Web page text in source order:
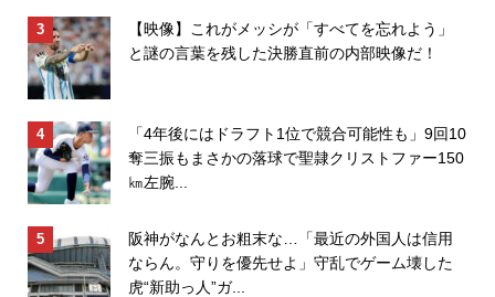
【映像】これがメッシが「すべてを忘れよう」
と謎の言葉を残した決勝直前の内部映像だ！
「4年後にはドラフト1位で競合可能性も」9回10
奪三振もまさかの落球で聖隷クリストファー150
㎞左腕...
阪神がなんとお粗末な…「最近の外国人は信用
ならん。守りを優先せよ」守乱でゲーム壊した
虎“新助っ人”ガ...